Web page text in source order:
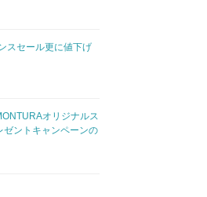
スセール更に値下げ
オリジナルス
ゼントキャンペーンの